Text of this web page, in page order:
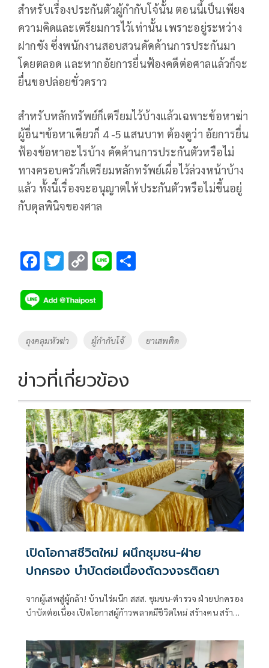
สำหรับเรื่องประกันตัวผู้กำกับโจ้นั้น ตอนนี้เป็นเพียง
ความคิดและเตรียมการไว้เท่านั้น เพราะอยู่ระหว่าง
ฝากขัง ซึ่งพนักงานสอบสวนคัดค้านการประกันมา
โดยตลอด และหากอัยการยื่นฟ้องคดีต่อศาลแล้วก็จะ
ยื่นขอปล่อยชั่วคราว
สำหรับหลักทรัพย์ก็เตรียมไว้บ้างแล้วเฉพาะข้อหาฆ่า
ผู้อื่นฯข้อหาเดียวก็ 4 -5 แสนบาท ต้องดูว่า อัยการยื่น
ฟ้องข้อหาอะไรบ้าง คัดค้านการประกันตัวหรือไม่
ทางครอบครัวก็เตรียมหลักทรัพย์เผื่อไว้ล่วงหน้าบ้าง
แล้ว ทั้งนี้เรื่องจะอนุญาตให้ประกันตัวหรือไม่ขึ้นอยู่
กับดุลพินิจของศาล
F
e
b
o
k
T
tt
er
C
p
y
Li
k
Li
Tags
ถุงคลุมหัวฆ่า ผู้กำกับโจ้ ยาเสพติด
ข่าวที่เกี่ยวข้อง
เปิดโอกาสชีวิตใหม่ ผนึกชุมชน-ฝ่าย
ปกครอง บำบัดต่อเนื่องตัดวงจรติดยา
จากผู้เสพสู่ผู้กล้า! บ้านไร่ผนึก สสส. ชุมชน-ตำรวจ ฝ่ายปกครอง
บำบัดต่อเนื่อง เปิดโอกาสผู้ก้าวพลาดมีชีวิตใหม่ สร้างคน สร้าง